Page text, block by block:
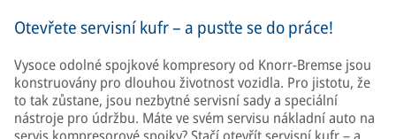
Otevřete servisní kufr – a pusťte se do práce!
Vysoce odolné spojkové kompresory od Knorr-Bremse jsou
konstruovány pro dlouhou životnost vozidla. Pro jistotu, že
to tak zůstane, jsou nezbytné servisní sady a speciální
nástroje pro údržbu. Máte ve svém servisu nákladní auto na